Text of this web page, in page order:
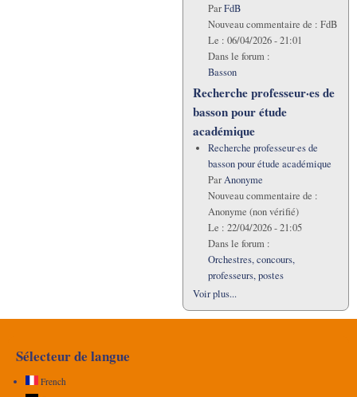
ParFdB
Nouveau commentaire de : FdB
Le : 06/04/2026 - 21:01
Dans le forum :
Basson
Recherche professeur·es de
basson pour étude
académique
Recherche professeur·es de
basson pour étude académique
ParAnonyme
Nouveau commentaire de :
Anonyme (non vérifié)
Le : 22/04/2026 - 21:05
Dans le forum :
Orchestres, concours,
professeurs, postes
Voir plus...
Sélecteur de langue
French